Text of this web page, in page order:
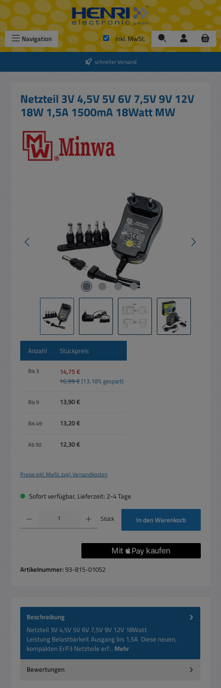
Zum Hauptinhalt springen
Navigation inkl. MwSt.
schneller Versand
Netzteil 3V 4,5V 5V 6V 7,5V 9V 12V
18W 1,5A 1500mA 18Watt MW
Anzahl Stückpreis
Bis3 14,75 €
16,99 €(13.18% gespart)
Bis9 13,90 €
Bis49 13,20 €
Ab 50 12,30 €
Preise inkl. MwSt. zzgl. Versandkosten
Sofort verfügbar, Lieferzeit: 2-4 Tage
Produkt Anzahl: Gib den gewünschten Wert ein oder benutze die Schaltflächen um
Stück In den Warenkorb
Artikelnummer:93-815-01052
Beschreibung
Netzteil 3V 4,5V 5V 6V 7,5V 9V 12V 18Watt
Leistung Belastbarkeit Ausgang bis 1,5A Diese neuen,
kompakten ErP3 Netzteile erf… Mehr
Bewertungen